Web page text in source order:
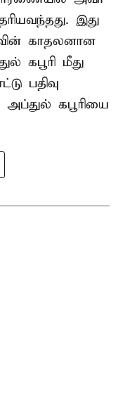
இது
காதலனான
கபூரி மீது
பதிவு
கபூரியை